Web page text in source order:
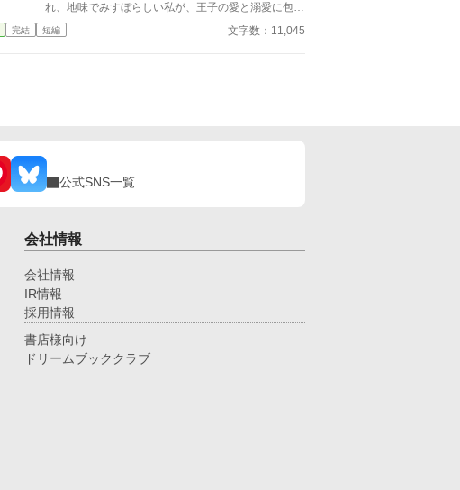
れ、地味でみすぼらしい私が、王子の愛と溺愛に包ま
れ、ついに幸せを掴む甘々ラブファンタジー。妹や家
族との誤解、影武者の存在も絡み、ハラハラと胸キュ
完結 短編 文字数：11,045
公式SNS一覧
会社情報
会社情報
IR情報
採用情報
書店様向け
ドリームブッククラブ